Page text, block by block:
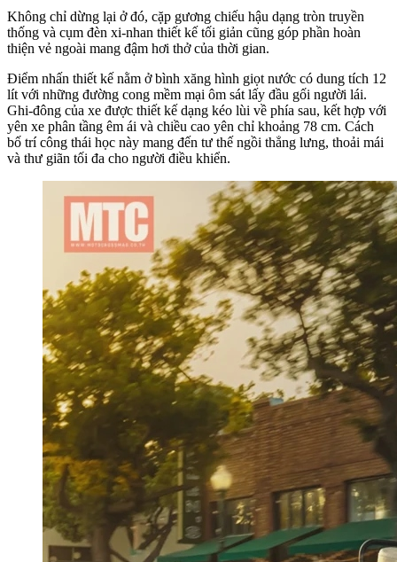
Không chỉ dừng lại ở đó, cặp gương chiếu hậu dạng tròn truyền
thống và cụm đèn xi-nhan thiết kế tối giản cũng góp phần hoàn
thiện vẻ ngoài mang đậm hơi thở của thời gian.
Điểm nhấn thiết kế nằm ở bình xăng hình giọt nước có dung tích 12
lít với những đường cong mềm mại ôm sát lấy đầu gối người lái.
Ghi-đông của xe được thiết kế dạng kéo lùi về phía sau, kết hợp với
yên xe phân tầng êm ái và chiều cao yên chỉ khoảng 78 cm. Cách
bố trí công thái học này mang đến tư thế ngồi thẳng lưng, thoải mái
và thư giãn tối đa cho người điều khiển.